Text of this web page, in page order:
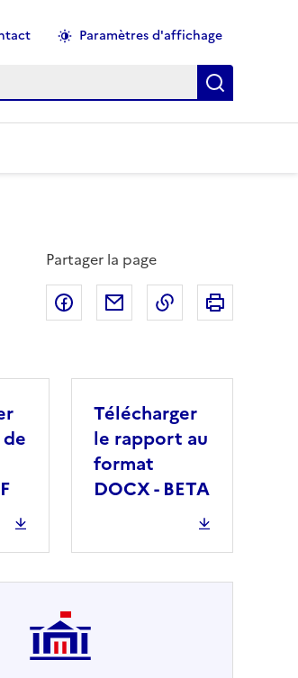
Paramètres d'affichage
Recherche
Partager la page
Partager sur Facebook
Partager par email
Copier dans le
Télécharger
le rapport au
format
DOCX - BETA